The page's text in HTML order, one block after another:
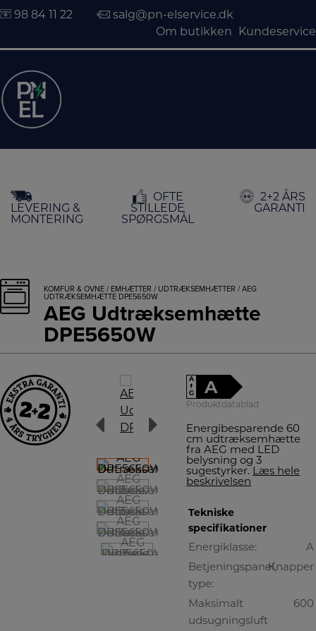
indholdet
98 84 11 22
salg@pn-elservice.dk
Om butikken
Kundeservice
LEVERING &
MONTERING
OFTE
STILLEDE
SPØRGSMÅL
2+2 ÅRS
GARANTI
KOMFUR & OVNE / EMHÆTTER / UDTRÆKSEMHÆTTER / AEG
UDTRÆKSEMHÆTTE DPE5650W
AEG Udtræksemhætte
DPE5650W
A
↑
G
A
Produktdatablad
Energibesparende 60
cm udtræksemhætte
fra AEG med LED
belysning og 3
sugestyrker. Læs hele
beskrivelsen
Tekniske
specifikationer
Energiklasse:
A
Betjeningspanel,
type:
Knapper
Maksimalt
udsugningsluft
600